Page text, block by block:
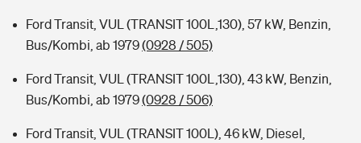
Ford Transit, VUL (TRANSIT 100L,130), 57 kW, Benzin,
Bus/Kombi, ab 1979(0928 / 505)
Ford Transit, VUL (TRANSIT 100L,130), 43 kW, Benzin,
Bus/Kombi, ab 1979(0928 / 506)
Ford Transit, VUL (TRANSIT 100L), 46 kW, Diesel,